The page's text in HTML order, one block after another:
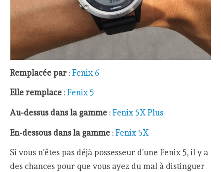
Remplacée par :Fenix 6
Elle remplace :Fenix 5
Au-dessus dans la gamme :Fenix 5X Plus
En-dessous dans la gamme :Fenix 5X
Si vous n’êtes pas déjà possesseur d’une Fenix 5, il y a
des chances pour que vous ayez du mal à distinguer